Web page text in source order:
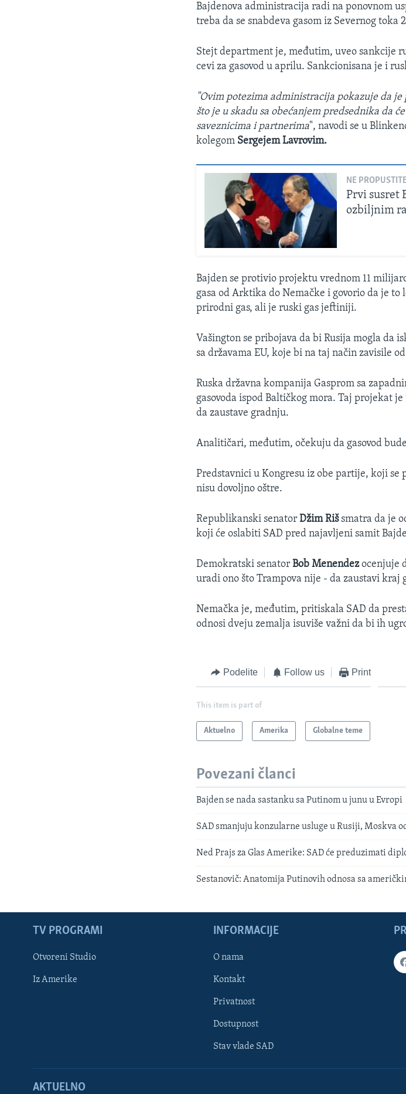
PRATITE NAS
Bajdenova administracija radi na ponovnom
treba da se snabdeva gasom iz Severnog toka
Stejt department je, međutim, uveo sankcije
cevi za gasovod u aprilu. Sankcionisana je i
"Ovim potezima administracija pokazuje da je
što je u skadu sa obećanjem predsednika da
saveznicima i partnerima", navodi se u
kolegom Sergejem Lavrovim.
NE
Prvi susret
ozbiljnim
Bajden se protivio projektu vrednom 11
gasa od Arktika do Nemačke i govorio da je to
prirodni gas, ali je ruski gas jeftiniji.
Vašington se pribojava da bi Rusija mogla da
sa državama EU, koje bi na taj način zavisile
Ruska državna kompanija Gasprom sa
gasovoda ispod Baltičkog mora. Taj projekat
da zaustave gradnju.
Analitičari, međutim, očekuju da gasovod
Predstavnici u Kongresu iz obe partije, koji
nisu dovoljno oštre.
Republikanski senatorDžim Rišsmatra da je
koji će oslabiti SAD pred najavljeni samit
Demokratski senatorBob Menendezocenjuje
uradi ono što Trampova nije - da zaustavi kraj
Nemačka je, međutim, pritiskala SAD da
odnosi dveju zemalja isuviše važni da bi ih
Podelite Follow us Print
This item is part of
Aktuelno Amerika Globalne teme
Povezani članci
Bajden se nada sastanku sa Putinom u junu u Evropi
SAD smanjuju konzularne usluge u Rusiji, Moskva
Ned Prajs za Glas Amerike: SAD će preduzimati
Sestanovič: Anatomija Putinovih odnosa sa
TV PROGRAMI
Otvoreni Studio
Iz Amerike
INFORMACIJE
O nama
Kontakt
Privatnost
Dostupnost
Stav vlade SAD
AKTUELNO